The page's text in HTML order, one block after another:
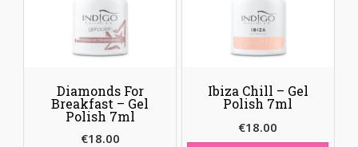
Diamonds For
Breakfast – Gel
Polish 7ml
€18.00
Ibiza Chill – Gel
Polish 7ml
€18.00